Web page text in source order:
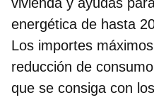
energética de hasta
Los importes
reducción de
que se consiga con